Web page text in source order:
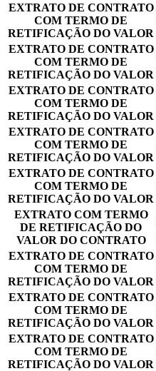
EXTRATO DE CONTRATO
COM TERMO DE
RETIFICAÇÃO DO VALOR
EXTRATO DE CONTRATO
COM TERMO DE
RETIFICAÇÃO DO VALOR
EXTRATO DE CONTRATO
COM TERMO DE
RETIFICAÇÃO DO VALOR
EXTRATO DE CONTRATO
COM TERMO DE
RETIFICAÇÃO DO VALOR
EXTRATO DE CONTRATO
COM TERMO DE
RETIFICAÇÃO DO VALOR
EXTRATO COM TERMO
DE RETIFICAÇÃO DO
VALOR DO CONTRATO
EXTRATO DE CONTRATO
COM TERMO DE
RETIFICAÇÃO DO VALOR
EXTRATO DE CONTRATO
COM TERMO DE
RETIFICAÇÃO DO VALOR
EXTRATO DE CONTRATO
COM TERMO DE
RETIFICAÇÃO DO VALOR